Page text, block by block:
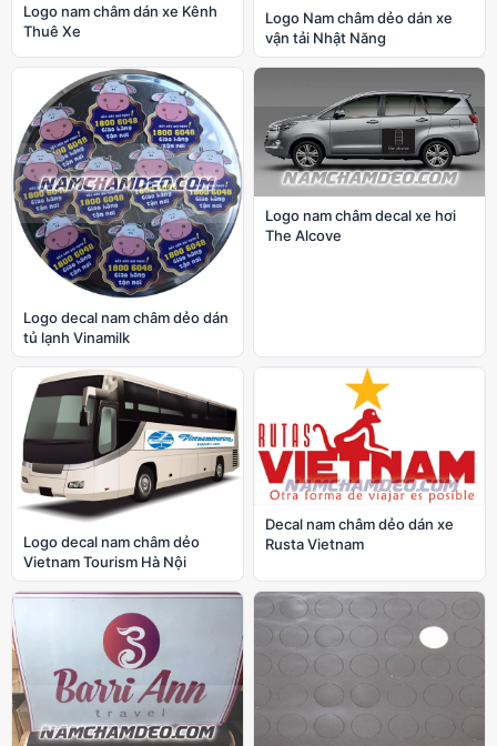
Logo nam châm dán xe Kênh
Thuê Xe
Logo Nam châm dẻo dán xe
vận tải Nhật Năng
Logo decal nam châm dẻo dán
tủ lạnh Vinamilk
Logo nam châm decal xe hơi
The Alcove
Logo decal nam châm dẻo
Vietnam Tourism Hà Nội
Decal nam châm dẻo dán xe
Rusta Vietnam